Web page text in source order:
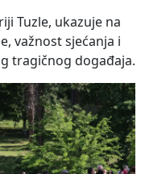
Tuzle, ukazuje na
važnost sjećanja i
tragičnog događaja.